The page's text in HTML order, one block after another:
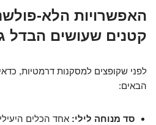
האפשרויות הלא-
קטנים שעושים הבדל
לפני שקופצים למסקנות דרמטיות,
הבאים:
סד מנוחה לילי: אחד הכלים